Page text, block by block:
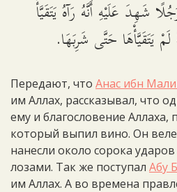
شَهِدَ عَلَيْهِ أَنَّهُ رَآهُ يَتَقَيَّأْ
يَتَقَيَّأْهَا حَتَّى شَرِبَهَا.
Передают, что Анас ибн
им Аллах, рассказывал, что
ему и благословение Аллаха,
который выпил вино. Он
нанесли около сорока
лозами. Так же поступал Абу
им Аллах. А во времена